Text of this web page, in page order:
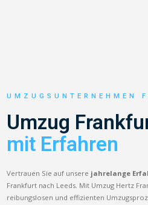
UMZUGSUNTERNEHMEN
Umzug
mit Erfahren
Vertrauen Sie auf unsere jahrelange
Frankfurt nach Leeds. Mit Umzug Hertz
reibungslosen und effizienten